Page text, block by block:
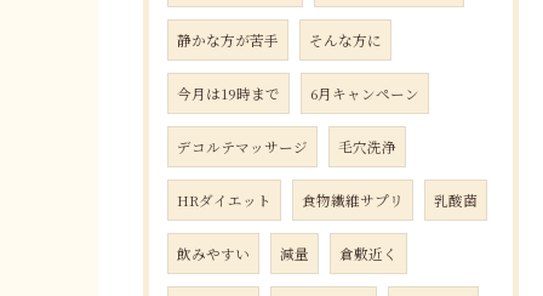
静かな方が苦手 そんな方に
今月は19時まで 6月キャンペーン
デコルテマッサージ 毛穴洗浄
HRダイエット 食物繊維サプリ 乳酸菌
飲みやすい 減量 倉敷近く